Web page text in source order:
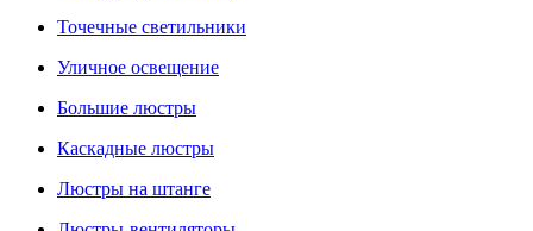
Точечные светильники
Уличное освещение
Большие люстры
Каскадные люстры
Люстры на штанге